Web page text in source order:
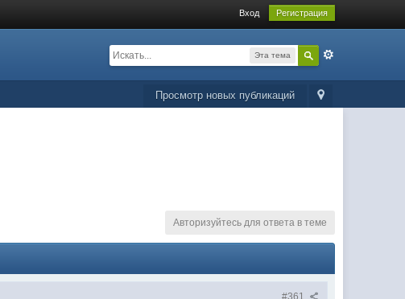
Вход Регистрация
Эта тема
Просмотр новых публикаций
Авторизуйтесь для ответа в теме
#361